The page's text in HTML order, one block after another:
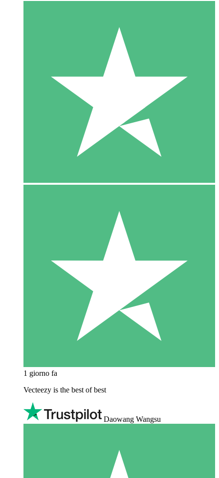
1 giorno fa
Vecteezy is the best of best
Daowang Wangsu